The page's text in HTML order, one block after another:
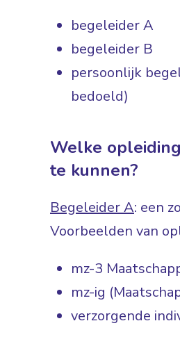
begeleider A
begeleider B
persoonlijk
bedoeld)
Welke
te kunnen?
Begeleider A: een
Voorbeelden van
mz-3
mz-ig
verzorgende